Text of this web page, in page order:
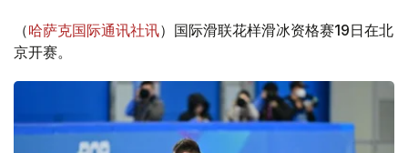
（哈萨克国际通讯社讯）国际滑联花样滑冰资格赛19日在北
京开赛。